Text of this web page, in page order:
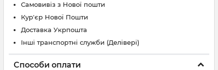
Самовивіз з Нової пошти
Кур'єр Нової Пошти
Доставка Укрпошта
Інші транспортні служби (Делівері)
Способи оплати